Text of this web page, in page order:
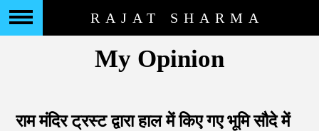
RAJAT SHARMA
My Opinion
राम मंदिर ट्रस्ट द्वारा हाल में किए गए भूमि सौदे में